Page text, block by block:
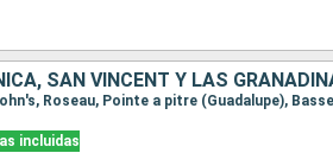
incluidas